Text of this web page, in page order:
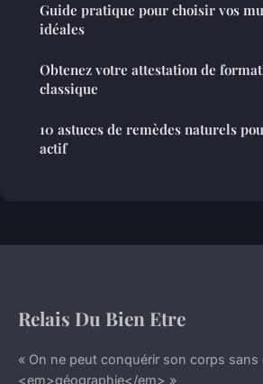
Guide pratique pour choisir vos
idéales
Obtenez votre attestation de
classique
10 astuces de remèdes naturels
actif
Relais Du Bien Etre
« On ne peut conquérir son corps sans
<em>géographie</em> »